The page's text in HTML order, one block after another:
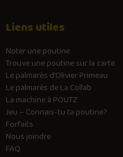
Liens utiles
Noter une poutine
Trouve une poutine sur la carte
Le palmarès d’Olivier Primeau
Le palmarès de La Collab
La machine à POUTZ
Jeu – Connais-tu ta poutine?
Forfaits
Nous joindre
FAQ